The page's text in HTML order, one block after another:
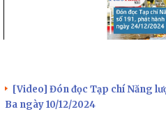
[Video] Đón đọc Tạp chí Năng
Ba ngày 10/12/2024